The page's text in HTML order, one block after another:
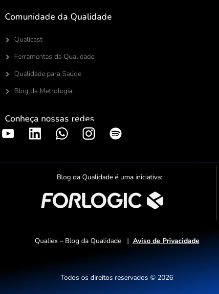
Comunidade da Qualidade
Qualicast
Ferramentas da Qualidade
Qualidade para Saúde
Blog da Metrologia
Conheça nossas redes
S
o
t
i
f
y
Blog da Qualidade é uma iniciativa:
Qualiex – Blog da Qualidade | Aviso de Privacidade
Todos os direitos reservados © 2026